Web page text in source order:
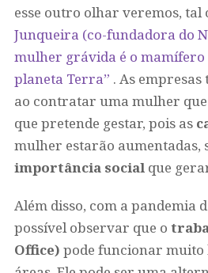
esse outro olhar veremos, tal
Junqueira (co-fundadora do
mulher grávida é o mamífero
planeta Terra” . As
ao contratar uma mulher
que pretende gestar, pois as
mulher estarão aumentadas,
importância socialque
Além disso, com a pandemia
possível observar que o
Office) pode funcionar muito